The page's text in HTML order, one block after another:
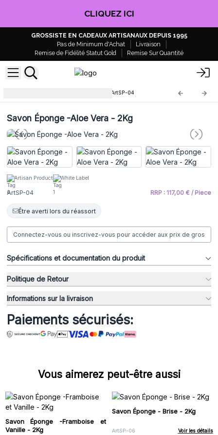
CLIQUEZ ICI
GROSSISTE EN CADEAUX ARTISANAUX DEPUIS 1995
Pas de Minimum d'Achat
Livraison
Remise de Fidélité Statut Gold
Remise Sur Quantité
ArtSP-04
Savon Éponge -Aloe Vera - 2Kg
Artisan Product White Label
ArtSP-04 RRP : 117,00 € / Piece
Être averti lors du réassort
Connectez-vous ou inscrivez-vous pour accéder aux prix de gros
Spécifications et documentation du produit
Politique de Retour
Informations sur la livraison
Paiements sécurisés:
Vous aimerez peut-être aussi
Savon Éponge -Framboise et
Vanille - 2Kg
Savon Éponge - Brise - 2Kg
ArtSP-06 Voir les détails